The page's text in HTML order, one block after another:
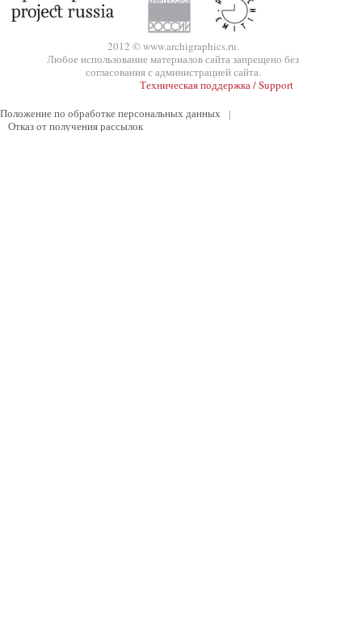
2012 © www.archigraphics.ru.
Любое использование материалов сайта запрещено без
согласования с администрацией сайта.
Техническая поддержка / Support
Положение по обработке персональных данных
|
Отказ от получения рассылок